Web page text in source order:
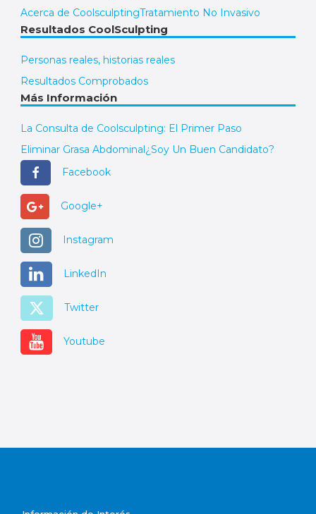
Acerca de CoolsculptingTratamiento No Invasivo
Resultados CoolSculpting
Personas reales, historias reales
Resultados Comprobados
Más Información
La Consulta de Coolsculpting: El Primer Paso
Eliminar Grasa Abdominal¿Soy Un Buen Candidato?
Facebook
Google+
Instagram
LinkedIn
Twitter
Youtube